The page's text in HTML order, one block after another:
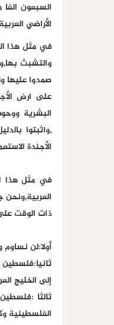
السبعون
الأراضي
والتشبث
صمدوا عليها
على ارض
البشرية
,واثبتوا
الأجندة
في مثل هذا
ذات الوقت
أولا:لن
ثانيا:فلسطين
إلى الخليج
ثالثا
الفلسطينية